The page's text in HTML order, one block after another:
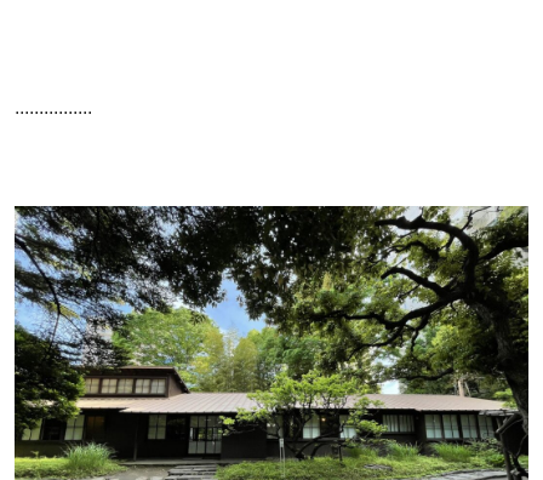
................